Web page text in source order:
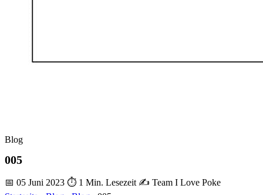
Blog
005
📅 05 Juni 2023 ⏱ 1 Min. Lesezeit ✍️ Team I Love Poke